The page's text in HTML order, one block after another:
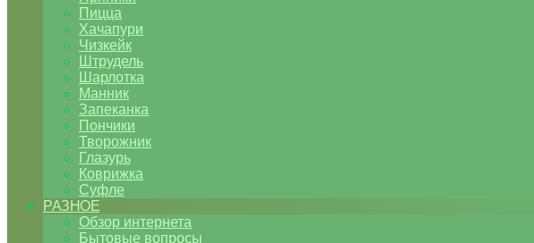
Пицца
Хачапури
Чизкейк
Штрудель
Шарлотка
Манник
Запеканка
Пончики
Творожник
Глазурь
Коврижка
Суфле
РАЗНОЕ
Обзор интернета
Бытовые вопросы